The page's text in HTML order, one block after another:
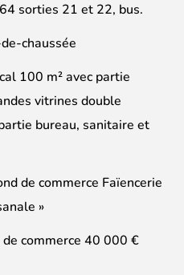
sorties 21 et 22, bus.
chaussée
100 m² avec partie
vitrines double
bureau, sanitaire et
de commerce Faïencerie
»
de commerce 40 000 €